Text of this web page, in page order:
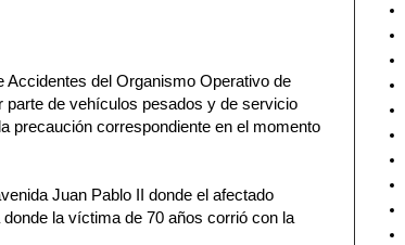
Accidentes del Organismo Operativo de
parte de vehículos pesados y de servicio
precaución correspondiente en el momento
Juan Pablo II donde el afectado
la víctima de 70 años corrió con la